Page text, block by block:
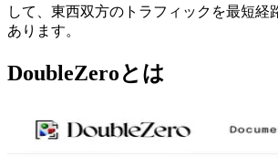
して、東西双方のトラフィックを最短経
あります。
DoubleZeroとは